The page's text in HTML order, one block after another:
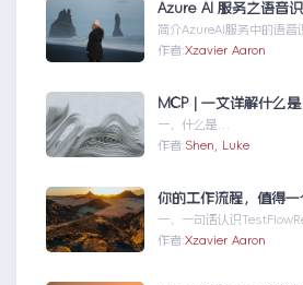
Azure AI 服务之语音识
简介AzureAI服务中的语音
供的一项先进技术，旨在帮
作者:Xzavier Aaron
一、什么是
MCPMCP（
作者:Shen, Luke
一、一句话认识
工作环境中，如何准确记录
作者:Xzavier Aaron